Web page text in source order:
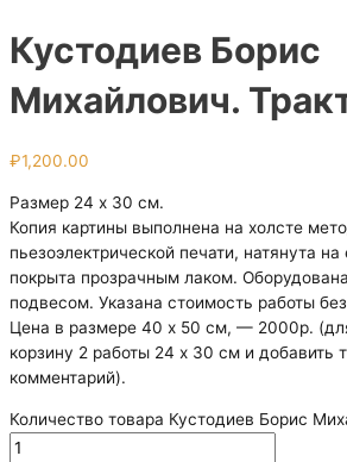
Кустодиев Борис
Михайлович.
₽1,200.00
Размер 24 х 30 см.
Копия картины выполнена на холсте
пьезоэлектрической печати, натянута
покрыта прозрачным лаком.
подвесом. Указана стоимость работы
Цена в размере 40 х 50 см, — 2000р.
корзину 2 работы 24 х 30 см и добавить
комментарий).
Количество товара Кустодиев Борис